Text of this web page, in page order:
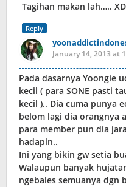
Tagihan makan lah….. XD
Reply
January 14, 2013 at
Pada dasarnya Yoongie
kecil ( para SONE pasti
kecil ).. Dia cuma punya
belom lagi dia orangnya
para member pun dia
hadapin..
Ini yang bikin gw setia
Walaupun banyak
ngebales semuanya dgn